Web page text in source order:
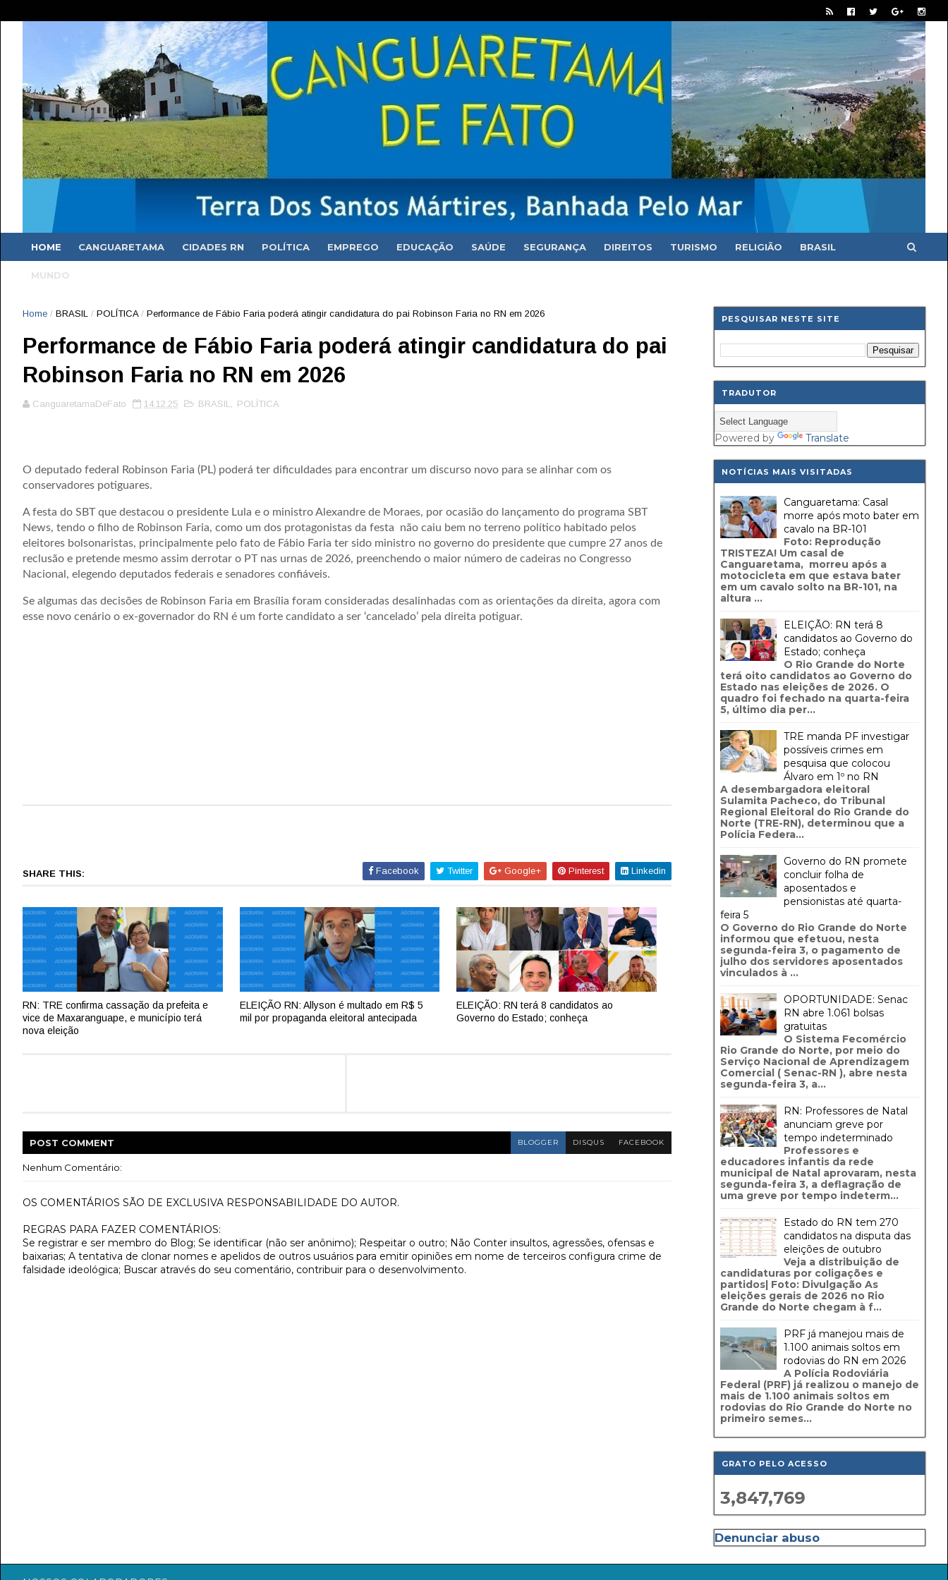
HOME CANGUARETAMA CIDADES RN POLÍTICA EMPREGO EDUCAÇÃO SAÚDE SEGURANÇA DIREITOS TURISMO RELIGIÃO BRASIL
MUNDO
Home / BRASIL / POLÍTICA / Performance de Fábio Faria poderá atingir candidatura do pai Robinson Faria no RN em 2026
Performance de Fábio Faria poderá atingir candidatura do pai
Robinson Faria no RN em 2026
CanguaretamaDeFato 14.12.25 BRASIL, POLÍTICA
O deputado federal Robinson Faria (PL) poderá ter dificuldades para encontrar um discurso novo para se alinhar com os
conservadores potiguares.
A festa do SBT que destacou o presidente Lula e o ministro Alexandre de Moraes, por ocasião do lançamento do programa SBT
News, tendo o filho de Robinson Faria, como um dos protagonistas da festa não caiu bem no terreno político habitado pelos
eleitores bolsonaristas, principalmente pelo fato de Fábio Faria ter sido ministro no governo do presidente que cumpre 27 anos de
reclusão e pretende mesmo assim derrotar o PT nas urnas de 2026, preenchendo o maior número de cadeiras no Congresso
Nacional, elegendo deputados federais e senadores confiáveis.
Se algumas das decisões de Robinson Faria em Brasília foram consideradas desalinhadas com as orientações da direita, agora com
esse novo cenário o ex-governador do RN é um forte candidato a ser ‘cancelado’ pela direita potiguar.
SHARE THIS: Facebook Twitter Google+ Pinterest Linkedin
RN: TRE confirma cassação da prefeita e
vice de Maxaranguape, e município terá
nova eleição
ELEIÇÃO RN: Allyson é multado em R$ 5
mil por propaganda eleitoral antecipada
ELEIÇÃO: RN terá 8 candidatos ao
Governo do Estado; conheça
POST COMMENT BLOGGER DISQUS FACEBOOK
Nenhum Comentário:
OS COMENTÁRIOS SÃO DE EXCLUSIVA RESPONSABILIDADE DO AUTOR.
REGRAS PARA FAZER COMENTÁRIOS:
Se registrar e ser membro do Blog; Se identificar (não ser anônimo); Respeitar o outro; Não Conter insultos, agressões, ofensas e
baixarias; A tentativa de clonar nomes e apelidos de outros usuários para emitir opiniões em nome de terceiros configura crime de
falsidade ideológica; Buscar através do seu comentário, contribuir para o desenvolvimento.
PESQUISAR NESTE SITE
TRADUTOR
Powered by Translate
NOTÍCIAS MAIS VISITADAS
Canguaretama: Casal
morre após moto bater em
cavalo na BR-101
Foto: Reprodução
TRISTEZA! Um casal de
Canguaretama, morreu após a
motocicleta em que estava bater
em um cavalo solto na BR-101, na
altura ...
ELEIÇÃO: RN terá 8
candidatos ao Governo do
Estado; conheça
O Rio Grande do Norte
terá oito candidatos ao Governo do
Estado nas eleições de 2026. O
quadro foi fechado na quarta-feira
5, último dia per...
TRE manda PF investigar
possíveis crimes em
pesquisa que colocou
Álvaro em 1º no RN
A desembargadora eleitoral
Sulamita Pacheco, do Tribunal
Regional Eleitoral do Rio Grande do
Norte (TRE-RN), determinou que a
Polícia Federa...
Governo do RN promete
concluir folha de
aposentados e
pensionistas até quarta-
feira 5
O Governo do Rio Grande do Norte
informou que efetuou, nesta
segunda-feira 3, o pagamento de
julho dos servidores aposentados
vinculados à ...
OPORTUNIDADE: Senac
RN abre 1.061 bolsas
gratuitas
O Sistema Fecomércio
Rio Grande do Norte, por meio do
Serviço Nacional de Aprendizagem
Comercial ( Senac-RN ), abre nesta
segunda-feira 3, a...
RN: Professores de Natal
anunciam greve por
tempo indeterminado
Professores e
educadores infantis da rede
municipal de Natal aprovaram, nesta
segunda-feira 3, a deflagração de
uma greve por tempo indeterm...
Estado do RN tem 270
candidatos na disputa das
eleições de outubro
Veja a distribuição de
candidaturas por coligações e
partidos| Foto: Divulgação As
eleições gerais de 2026 no Rio
Grande do Norte chegam à f...
PRF já manejou mais de
1.100 animais soltos em
rodovias do RN em 2026
A Polícia Rodoviária
Federal (PRF) já realizou o manejo de
mais de 1.100 animais soltos em
rodovias do Rio Grande do Norte no
primeiro semes...
GRATO PELO ACESSO
3,847,769
Denunciar abuso